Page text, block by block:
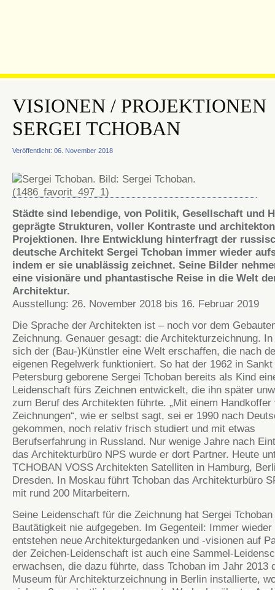
VISIONEN / PROJEKTIONEN
SERGEI TCHOBAN
Veröffentlicht: 06. November 2018
Städte sind lebendige, von Politik, Gesellschaft und
geprägte Strukturen, voller Kontraste und
Projektionen. Ihre Entwicklung hinterfragt der
deutsche Architekt Sergei Tchoban immer wieder
indem er sie unablässig zeichnet. Seine Bilder
eine visionäre und phantastische Reise in die Welt
Architektur.
Ausstellung: 26. November 2018 bis 16. Februar 2019
Die Sprache der Architekten ist – noch vor dem
Zeichnung. Genauer gesagt: die Architekturzeichnung.
sich der (Bau-)Künstler eine Welt erschaffen, die nach
eigenen Regelwerk funktioniert. So hat der 1962 in Sankt
Petersburg geborene Sergei Tchoban bereits als Kind
Leidenschaft fürs Zeichnen entwickelt, die ihn später
zum Beruf des Architekten führte. „Mit einem Handkoffer
Zeichnungen“, wie er selbst sagt, sei er 1990 nach
gekommen, noch relativ frisch studiert und mit etwas
Berufserfahrung in Russland. Nur wenige Jahre nach
das Architekturbüro NPS wurde er dort Partner. Heute
TCHOBAN VOSS Architekten Satelliten in Hamburg,
Dresden. In Moskau führt Tchoban das Architekturbüro
mit rund 200 Mitarbeitern.
Seine Leidenschaft für die Zeichnung hat Sergei
Bautätigkeit nie aufgegeben. Im Gegenteil: Immer wieder
entstehen neue Architekturgedanken und -visionen auf
der Zeichen-Leidenschaft ist auch eine Sammel-
erwachsen, die dazu führte, dass Tchoban im Jahr 2013
Museum für Architekturzeichnung in Berlin installierte,